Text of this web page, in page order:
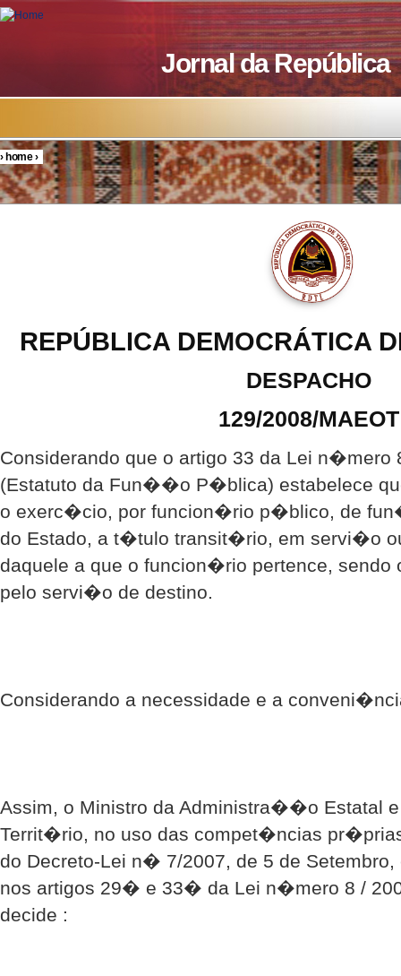
Skip to main content
Jornal da República
You are here
›home›
REPÚBLICA DEMOCRÁTICA
DESPACHO
129/2008/MAEOT
Considerando que o artigo 33 da Lei n�mero
(Estatuto da Fun��o P�blica) estabelece
o exerc�cio, por funcion�rio p�blico, de
do Estado, a t�tulo transit�rio, em servi�o
daquele a que o funcion�rio pertence, sendo
pelo servi�o de destino.
Considerando a necessidade e a
Assim, o Ministro da Administra��o Estatal
Territ�rio, no uso das compet�ncias
do Decreto-Lei n� 7/2007, de 5 de
nos artigos 29� e 33� da Lei n�mero 8 /
decide :